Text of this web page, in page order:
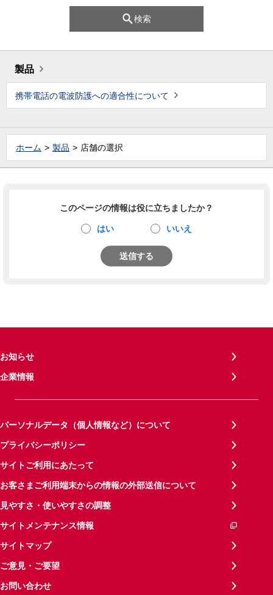
検索
製品
携帯電話の電波防護への適合性について
ホーム 製品 店舗の選択
このページの情報は役に立ちましたか？
はい いいえ
送信する
お知らせ
企業情報
パーソナルデータ（個人情報など）について
プライバシーポリシー
サイトご利用にあたって
お客さまご利用端末からの情報の外部送信について
見やすさ・使いやすさの調整
サイトメンテナンス情報
サイトマップ
ご意見・ご要望
お問い合わせ